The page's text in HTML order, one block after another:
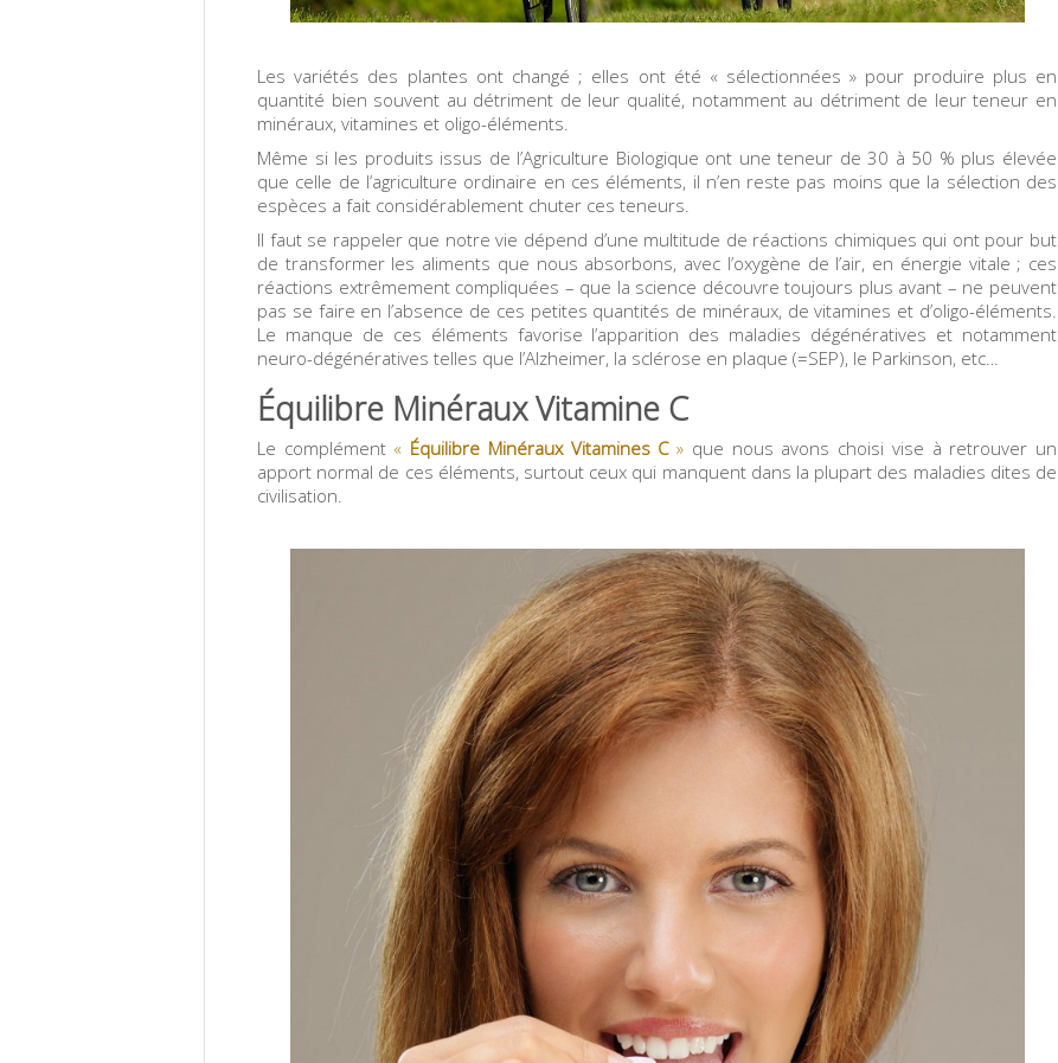
Les variétés des plantes ont changé ; elles ont été « sélectionnées » pour produire plus en
quantité bien souvent au détriment de leur qualité, notamment au détriment de leur teneur en
minéraux, vitamines et oligo-éléments.
Même si les produits issus de l’Agriculture Biologique ont une teneur de 30 à 50 % plus élevée
que celle de l’agriculture ordinaire en ces éléments, il n’en reste pas moins que la sélection des
espèces a fait considérablement chuter ces teneurs.
Il faut se rappeler que notre vie dépend d’une multitude de réactions chimiques qui ont pour but
de transformer les aliments que nous absorbons, avec l’oxygène de l’air, en énergie vitale ; ces
réactions extrêmement compliquées – que la science découvre toujours plus avant – ne peuvent
pas se faire en l’absence de ces petites quantités de minéraux, de vitamines et d’oligo-éléments.
Le manque de ces éléments favorise l’apparition des maladies dégénératives et notamment
neuro-dégénératives telles que l’Alzheimer, la sclérose en plaque (=SEP), le Parkinson, etc…
Équilibre Minéraux Vitamine C
Le complément « Équilibre Minéraux Vitamines C» que nous avons choisi vise à retrouver un
apport normal de ces éléments, surtout ceux qui manquent dans la plupart des maladies dites de
civilisation.